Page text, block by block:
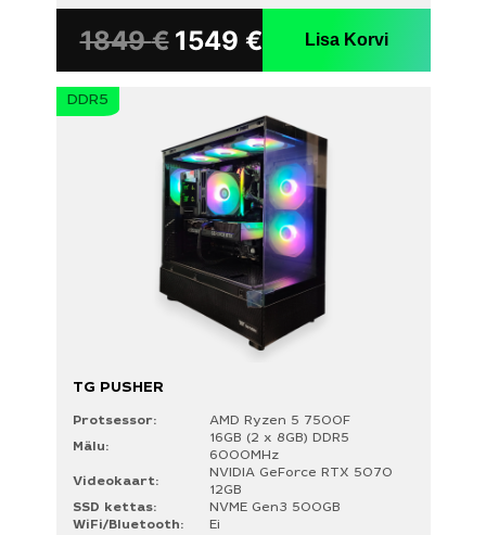
AMD Ryzen 5 7500F
AMD Ryzen 5 9600X
AMD Ryzen 7 7800X3D
Intel Core Ultra 7 265KF
NVIDIA GeForce RTX 5060 Ti 8GB
NVIDIA GeForce RTX 5070 12GB
16GB (2 x 8GB) DDR5 6000MHz
32GB (2 x 16GB) DDR5 6000MHz
32GB (2 x 16GB) DDR5 6400MHz
64GB (2 x 32GB) DDR5 6000MHz
OS
1849€ 1549 € Lisa Korvi
DDR5
TG PUSHER
Protsessor:
AMD Ryzen 5 7500F
Mälu:
16GB (2 x 8GB) DDR5
6000MHz
Videokaart:
NVIDIA GeForce RTX 5070
12GB
SSD kettas:
NVME Gen3 500GB
WiFi/Bluetooth:
Ei